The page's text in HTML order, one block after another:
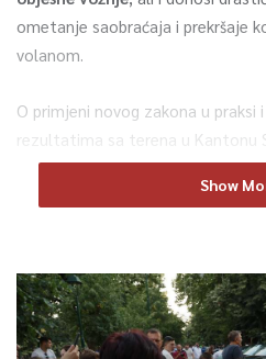
ometanje saobraćaja i prekršaje
volanom.
O primjeni novog zakona u praksi
rezultatima sa terena u Kantonu
ministar unutrašnjih poslova KS,
vidite za volanom jer ga blaga
prekršaja”, pojašnjava ministar
Show